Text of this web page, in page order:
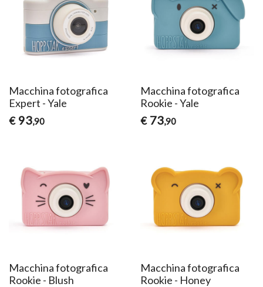
Macchina fotografica
Expert - Yale
€ 93,90
Macchina fotografica
Rookie - Yale
€ 73,90
Macchina fotografica
Rookie - Blush
Macchina fotografica
Rookie - Honey